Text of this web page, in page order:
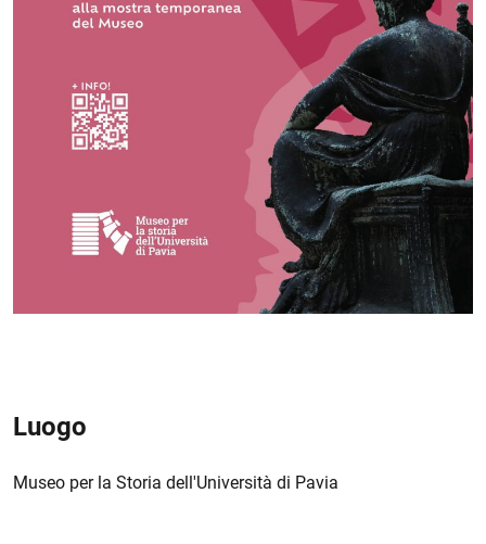
Luogo
Museo per la Storia dell'Università di Pavia